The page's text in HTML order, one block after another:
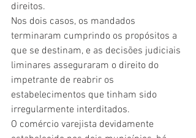
direitos.
Nos dois casos, os mandados
terminaram cumprindo os propósitos a
que se destinam, e as decisões judiciais
liminares asseguraram o direito do
impetrante de reabrir os
estabelecimentos que tinham sido
irregularmente interditados.
O comércio varejista devidamente